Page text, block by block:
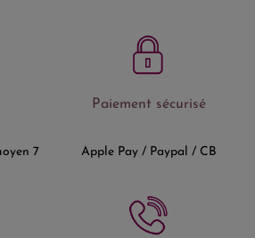
7
Paiement sécurisé
Apple Pay / Paypal / CB